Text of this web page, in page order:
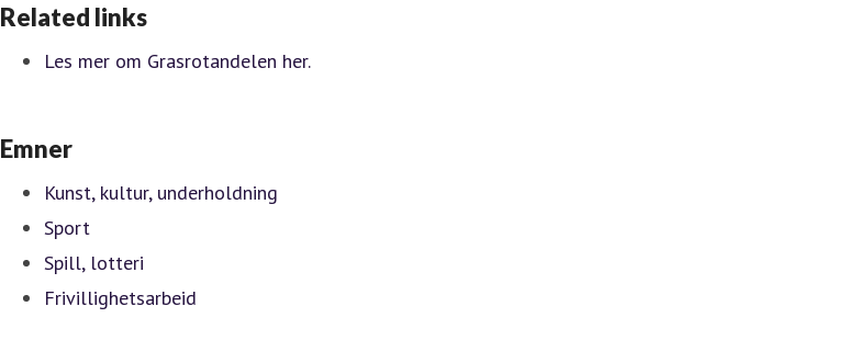
Related links
Les mer om Grasrotandelen her.
Emner
Kunst, kultur, underholdning
Sport
Spill, lotteri
Frivillighetsarbeid